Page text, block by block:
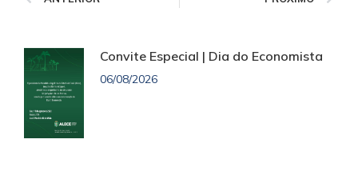
Convite Especial | Dia do Economista
06/08/2026